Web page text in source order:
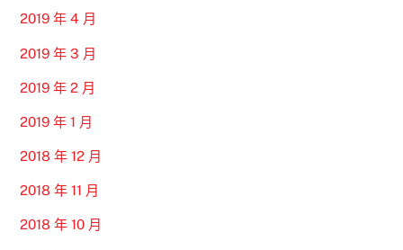
2019 年 4 月
2019 年 3 月
2019 年 2 月
2019 年 1 月
2018 年 12 月
2018 年 11 月
2018 年 10 月